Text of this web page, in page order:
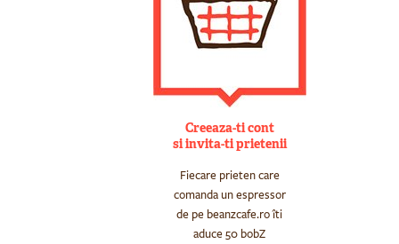
Creeaza-ti cont
si invita-ti prietenii
Fiecare prieten care
comanda un espressor
de pe beanzcafe.ro îti
aduce 50 bobZ